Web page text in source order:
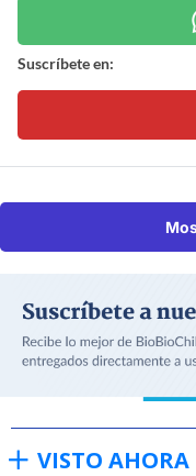
Suscríbete en:
VISTO AHORA